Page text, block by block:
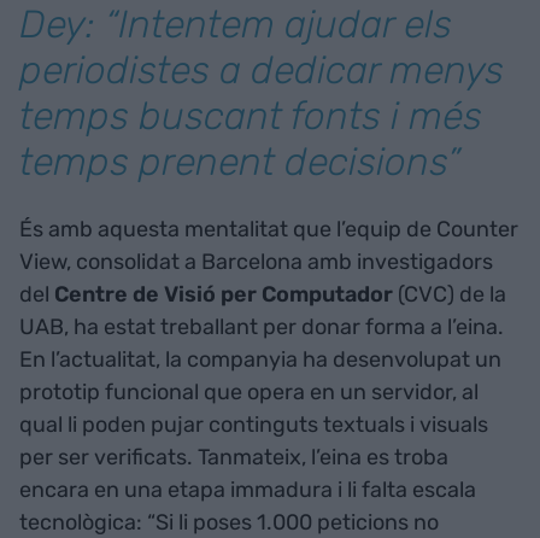
Dey: “Intentem ajudar els
periodistes a dedicar menys
temps buscant fonts i més
temps prenent decisions”
És amb aquesta mentalitat que l’equip de Counter
View, consolidat a Barcelona amb investigadors
del Centre de Visió per Computador (CVC) de la
UAB, ha estat treballant per donar forma a l’eina.
En l’actualitat, la companyia ha desenvolupat un
prototip funcional que opera en un servidor, al
qual li poden pujar continguts textuals i visuals
per ser verificats. Tanmateix, l’eina es troba
encara en una etapa immadura i li falta escala
tecnològica: “Si li poses 1.000 peticions no